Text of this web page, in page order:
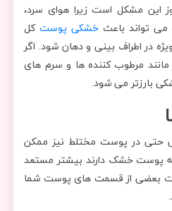
این مشکل است زیرا هوای سرد،
تواند باعث خشکی پوستکل
در اطراف بینی و دهان شود. اگر
مرطوب کننده ها و سرم های
بارزتر می شود.
حتی در پوست مختلط نیز ممکن
پوست خشک دارند بیشتر مستعد
بعضی از قسمت های پوست شما